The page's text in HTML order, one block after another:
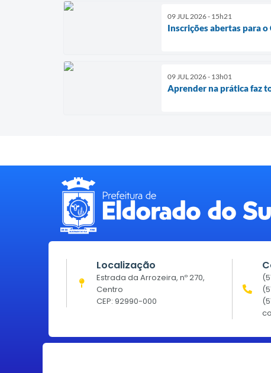
09 JUL 2026 - 15h21
Inscrições abertas para
09 JUL 2026 - 13h01
Aprender na prática faz
Localização
Estrada da Arrozeira, nº 270,
Centro
CEP: 92990-000